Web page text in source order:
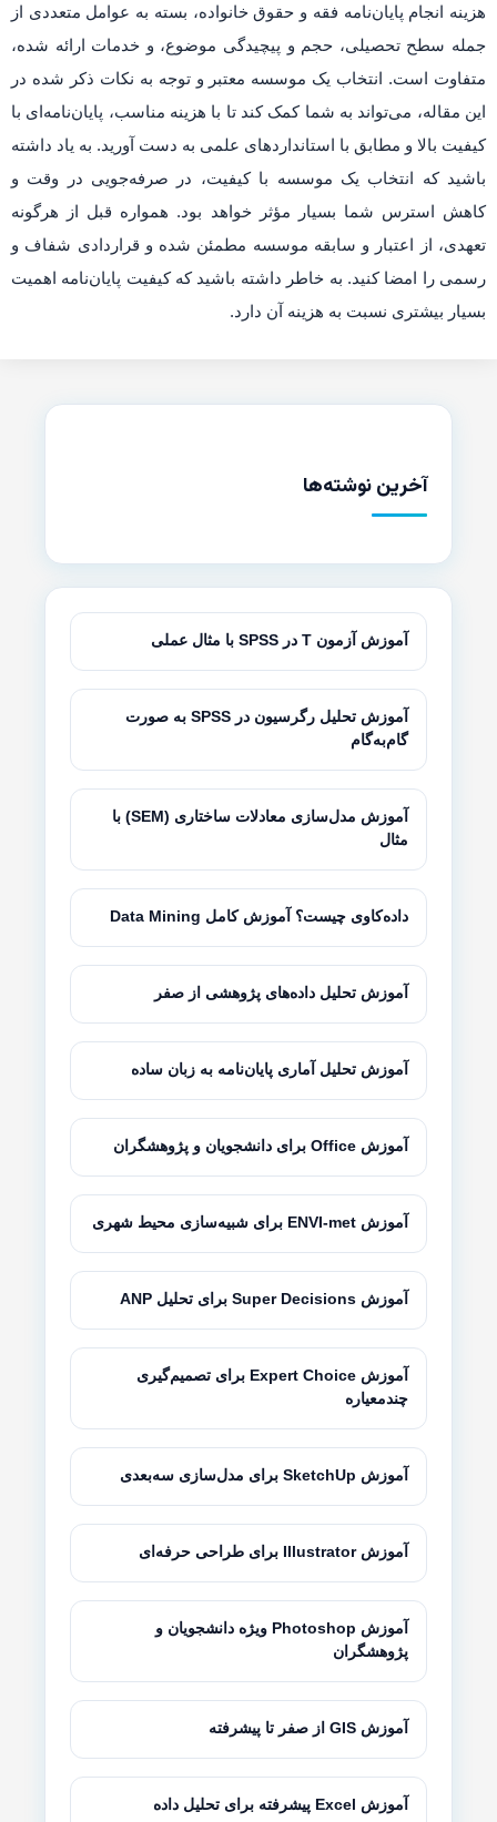
هزینه انجام پایان‌نامه فقه و حقوق خانواده، بسته به عوامل متعددی از
جمله سطح تحصیلی، حجم و پیچیدگی موضوع، و خدمات ارائه شده،
متفاوت است. انتخاب یک موسسه معتبر و توجه به نکات ذکر شده در
این مقاله، می‌تواند به شما کمک کند تا با هزینه مناسب، پایان‌نامه‌ای با
کیفیت بالا و مطابق با استانداردهای علمی به دست آورید. به یاد داشته
باشید که انتخاب یک موسسه با کیفیت، در صرفه‌جویی در وقت و
کاهش استرس شما بسیار مؤثر خواهد بود. همواره قبل از هرگونه
تعهدی، از اعتبار و سابقه موسسه مطمئن شده و قراردادی شفاف و
رسمی را امضا کنید. به خاطر داشته باشید که کیفیت پایان‌نامه اهمیت
بسیار بیشتری نسبت به هزینه آن دارد.
آخرین نوشته‌ها
آموزش آزمون T در SPSS با مثال عملی
آموزش تحلیل رگرسیون در SPSS به صورت
گام‌به‌گام
آموزش مدل‌سازی معادلات ساختاری (SEM) با
مثال
داده‌کاوی چیست؟ آموزش کامل Data Mining
آموزش تحلیل داده‌های پژوهشی از صفر
آموزش تحلیل آماری پایان‌نامه به زبان ساده
آموزش Office برای دانشجویان و پژوهشگران
آموزش ENVI-met برای شبیه‌سازی محیط شهری
آموزش Super Decisions برای تحلیل ANP
آموزش Expert Choice برای تصمیم‌گیری
چندمعیاره
آموزش SketchUp برای مدل‌سازی سه‌بعدی
آموزش Illustrator برای طراحی حرفه‌ای
آموزش Photoshop ویژه دانشجویان و
پژوهشگران
آموزش GIS از صفر تا پیشرفته
آموزش Excel پیشرفته برای تحلیل داده